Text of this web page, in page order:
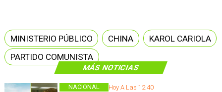
MÁS NOTICIAS
Hoy A Las 12:40
NACIONAL
MINISTERIO PÚBLICO CHINA
KAROL CARIOLA
PARTIDO COMUNISTA